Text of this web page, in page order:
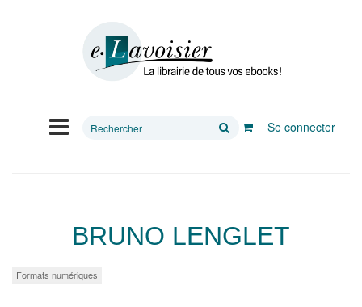
Rechercher
Se connecter
BRUNO LENGLET
Formats numériques